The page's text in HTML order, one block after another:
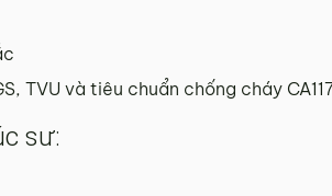
TVU và tiêu chuẩn chống cháy
sư: